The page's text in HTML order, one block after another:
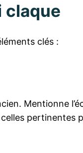
claque
clés :
Mentionne
pertinentes